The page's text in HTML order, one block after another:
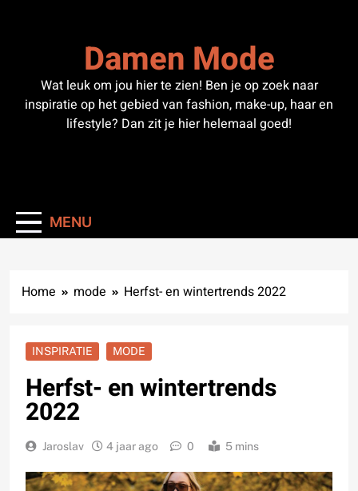
Damen Mode
Wat leuk om jou hier te zien! Ben je op zoek naar
inspiratie op het gebied van fashion, make-up, haar en
lifestyle? Dan zit je hier helemaal goed!
MENU
Home mode Herfst- en wintertrends 2022
INSPIRATIE MODE
Herfst- en wintertrends
2022
Jaroslav 4 jaar ago 0 5 mins